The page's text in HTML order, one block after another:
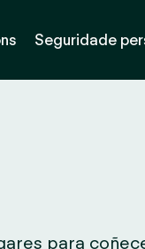
Seguridade
para